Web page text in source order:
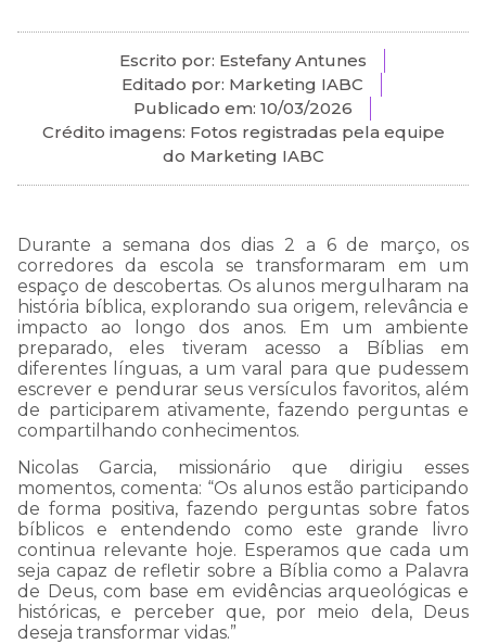
Escrito por: Estefany Antunes
Editado por: Marketing IABC
Publicado em: 10/03/2026
Crédito imagens: Fotos registradas pela equipe
do Marketing IABC
Durante a semana dos dias 2 a 6 de março, os
corredores da escola se transformaram em um
espaço de descobertas. Os alunos mergulharam na
história bíblica, explorando sua origem, relevância e
impacto ao longo dos anos. Em um ambiente
preparado, eles tiveram acesso a Bíblias em
diferentes línguas, a um varal para que pudessem
escrever e pendurar seus versículos favoritos, além
de participarem ativamente, fazendo perguntas e
compartilhando conhecimentos.
Nicolas Garcia, missionário que dirigiu esses
momentos, comenta: “Os alunos estão participando
de forma positiva, fazendo perguntas sobre fatos
bíblicos e entendendo como este grande livro
continua relevante hoje. Esperamos que cada um
seja capaz de refletir sobre a Bíblia como a Palavra
de Deus, com base em evidências arqueológicas e
históricas, e perceber que, por meio dela, Deus
deseja transformar vidas.”